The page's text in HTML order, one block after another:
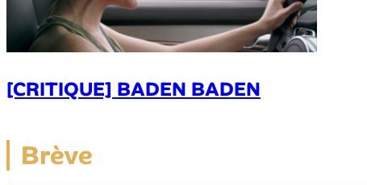
[CRITIQUE] BADEN BADEN
Brève